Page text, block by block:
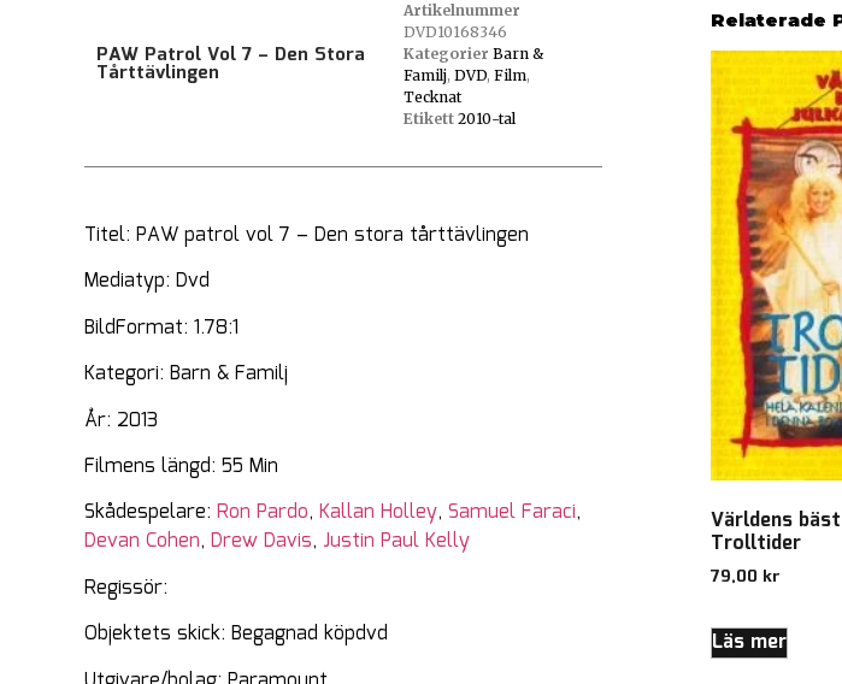
PAW Patrol Vol 7 – Den Stora
Tårttävlingen
Artikelnummer
DVD10168346
Kategorier Barn &
Familj, DVD, Film,
Tecknat
Etikett 2010-tal
Titel: PAW patrol vol 7 – Den stora tårttävlingen
Mediatyp: Dvd
BildFormat: 1.78:1
Kategori: Barn & Familj
År: 2013
Filmens längd: 55 Min
Skådespelare: Ron Pardo, Kallan Holley, Samuel Faraci,
Devan Cohen, Drew Davis, Justin Paul Kelly
Regissör:
Objektets skick: Begagnad köpdvd
Relaterade
Världens
Trolltider
79,00 kr
Läs mer